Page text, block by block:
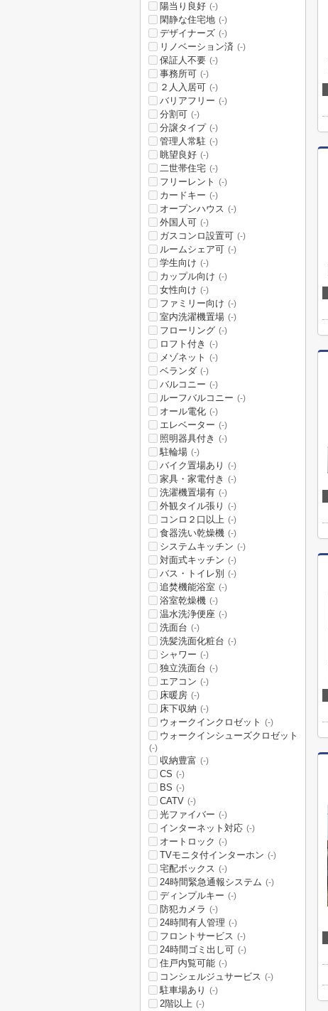
陽当り良好 (-)
閑静な住宅地 (-)
デザイナーズ (-)
リノベーション済 (-)
保証人不要 (-)
事務所可 (-)
２人入居可 (-)
バリアフリー (-)
分割可 (-)
分譲タイプ (-)
管理人常駐 (-)
眺望良好 (-)
二世帯住宅 (-)
フリーレント (-)
カードキー (-)
オープンハウス (-)
外国人可 (-)
ガスコンロ設置可 (-)
ルームシェア可 (-)
学生向け (-)
カップル向け (-)
女性向け (-)
ファミリー向け (-)
室内洗濯機置場 (-)
フローリング (-)
ロフト付き (-)
メゾネット (-)
ベランダ (-)
バルコニー (-)
ルーフバルコニー (-)
オール電化 (-)
エレベーター (-)
照明器具付き (-)
駐輪場 (-)
バイク置場あり (-)
家具・家電付き (-)
洗濯機置場有 (-)
外観タイル張り (-)
コンロ２口以上 (-)
食器洗い乾燥機 (-)
システムキッチン (-)
対面式キッチン (-)
バス・トイレ別 (-)
追焚機能浴室 (-)
浴室乾燥機 (-)
温水洗浄便座 (-)
洗面台 (-)
洗髪洗面化粧台 (-)
シャワー (-)
独立洗面台 (-)
エアコン (-)
床暖房 (-)
床下収納 (-)
ウォークインクロゼット (-)
ウォークインシューズクロゼット
(-)
収納豊富 (-)
CS (-)
BS (-)
CATV (-)
光ファイバー (-)
インターネット対応 (-)
オートロック (-)
TVモニタ付インターホン (-)
宅配ボックス (-)
24時間緊急通報システム (-)
ディンプルキー (-)
防犯カメラ (-)
24時間有人管理 (-)
フロントサービス (-)
24時間ゴミ出し可 (-)
住戸内覧可能 (-)
コンシェルジュサービス (-)
駐車場あり (-)
2階以上 (-)